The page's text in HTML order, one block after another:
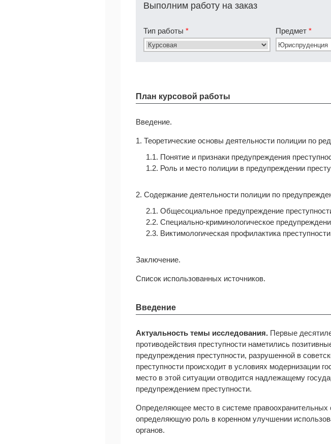
Выполним работу на заказ
Тип работы * Предмет *
План курсовой работы
Введение.
1. Теоретические основы деятельности полиции по
1.1. Понятие и признаки предупреждения
1.2. Роль и место полиции в предупреждении
2. Содержание деятельности полиции по
2.1. Общесоциальное предупреждение
2.2. Специально-криминологическое
2.3. Виктимологическая профилактика
Заключение.
Список использованных источников.
Введение
Актуальность темы исследования. Первые
противодействия преступности наметились
предупреждения преступности, разрушенной в
преступности происходит в условиях модернизации
место в этой ситуации отводится надлежащему
предупреждением преступности.
Определяющее место в системе правоохранительных
определяющую роль в коренном улучшении
органов.